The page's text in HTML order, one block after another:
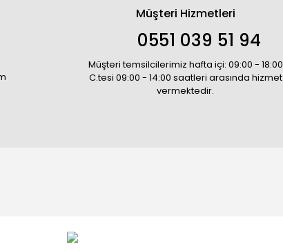
Müşteri Hizmetleri
0551 039 51 94
Müşteri temsilcilerimiz hafta içi: 09:00 - 18:00
C.tesi 09:00 - 14:00 saatleri arasında hizmet
vermektedir.